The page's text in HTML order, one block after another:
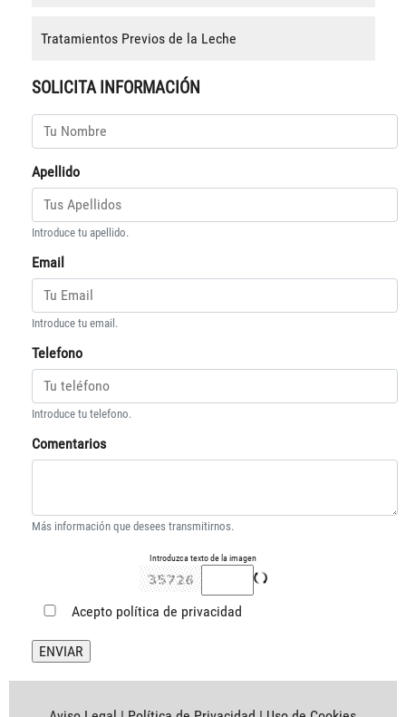
Tratamientos Previos de la Leche
SOLICITA INFORMACIÓN
Apellido
Introduce tu apellido.
Email
Introduce tu email.
Telefono
Introduce tu telefono.
Comentarios
Más información que desees transmitirnos.
Introduzca texto de la imagen
Acepto política de privacidad